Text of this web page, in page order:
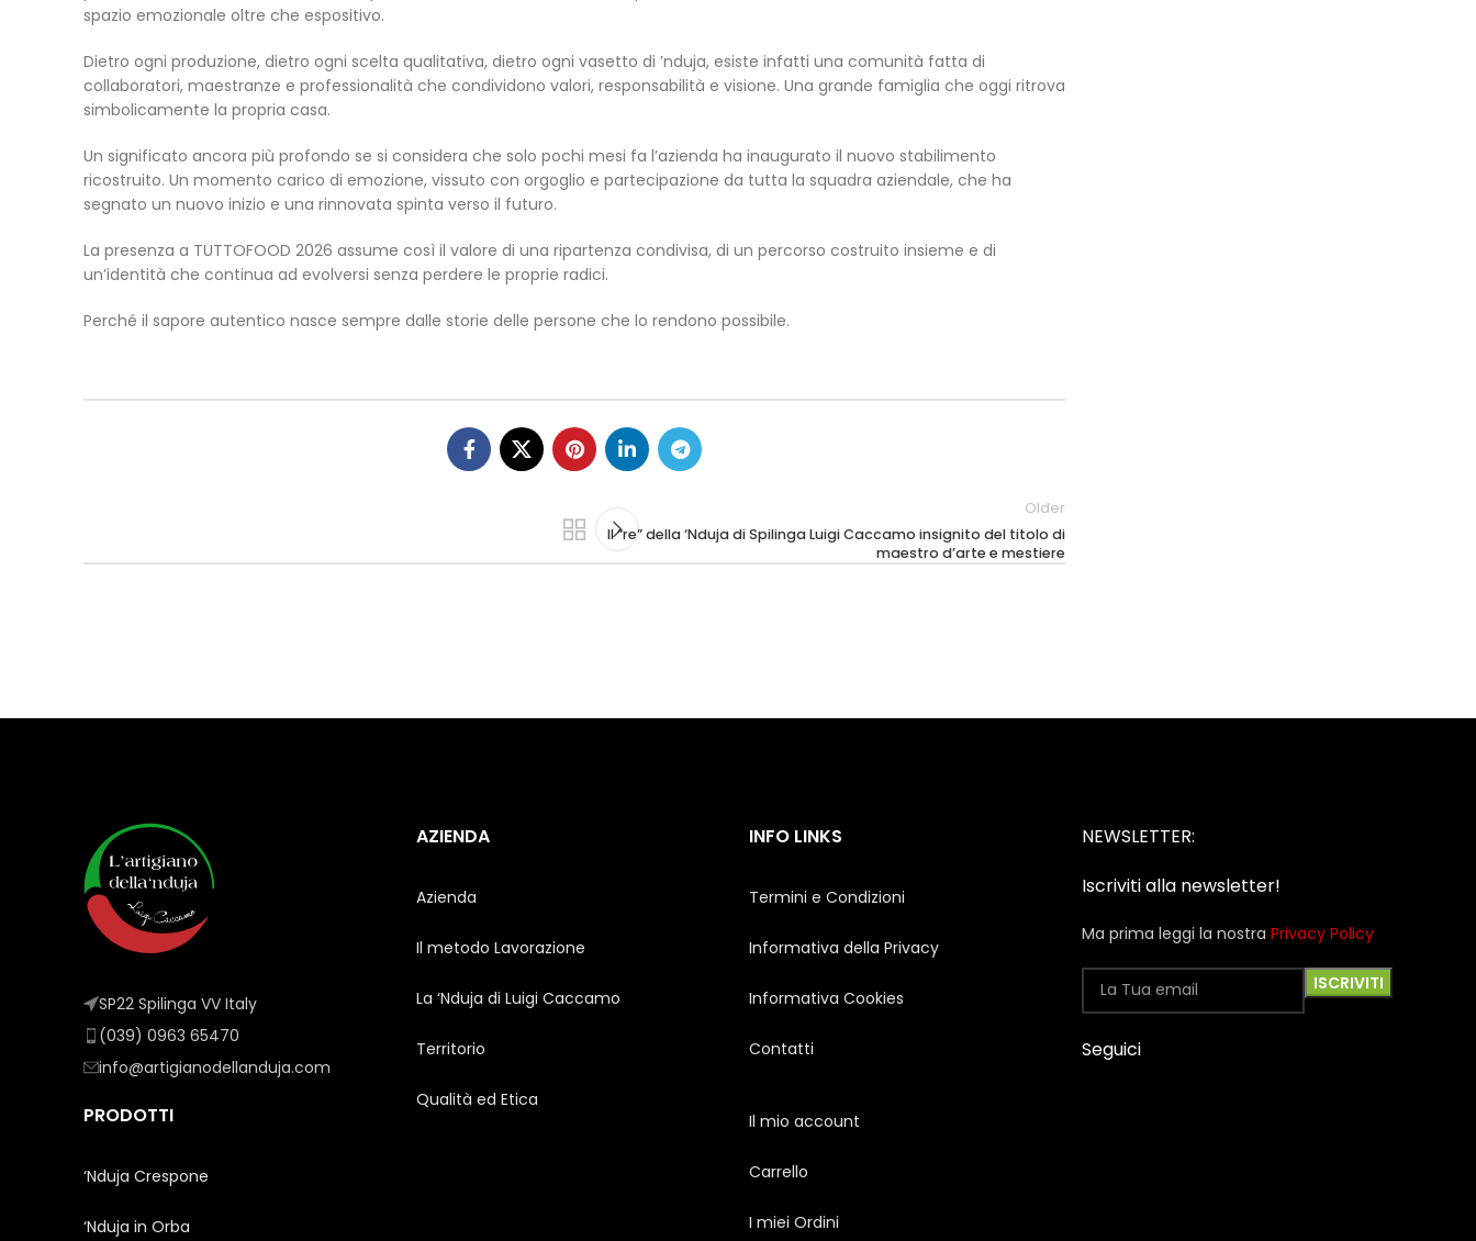
spazio emozionale oltre che espositivo.
Dietro ogni produzione, dietro ogni scelta qualitativa, dietro ogni vasetto di ’nduja, esiste infatti una comunità fatta di
collaboratori, maestranze e professionalità che condividono valori, responsabilità e visione. Una grande famiglia che oggi ritrova
simbolicamente la propria casa.
Un significato ancora più profondo se si considera che solo pochi mesi fa l’azienda ha inaugurato il nuovo stabilimento
ricostruito. Un momento carico di emozione, vissuto con orgoglio e partecipazione da tutta la squadra aziendale, che ha
segnato un nuovo inizio e una rinnovata spinta verso il futuro.
La presenza a TUTTOFOOD 2026 assume così il valore di una ripartenza condivisa, di un percorso costruito insieme e di
un’identità che continua ad evolversi senza perdere le proprie radici.
Perché il sapore autentico nasce sempre dalle storie delle persone che lo rendono possibile.
Older
Il “re” della ‘Nduja di Spilinga Luigi Caccamo insignito del titolo di
maestro d’arte e mestiere
SP22 Spilinga VV Italy
(039) 0963 65470
info@artigianodellanduja.com
PRODOTTI
‘Nduja Crespone
‘Nduja in Orba
AZIENDA
Azienda
Il metodo Lavorazione
La ‘Nduja di Luigi Caccamo
Territorio
Qualità ed Etica
INFO LINKS
Termini e Condizioni
Informativa della Privacy
Informativa Cookies
Contatti
Il mio account
Carrello
I miei Ordini
NEWSLETTER:
Iscriviti alla newsletter!
Ma prima leggi la nostra Privacy Policy
Seguici